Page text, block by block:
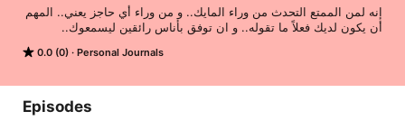
0.0 (0) Personal Journals
أن يكون لديك فعلاً ما تقوله.. و ان توفق بأناس رائقين ليسمعوك..
Episodes